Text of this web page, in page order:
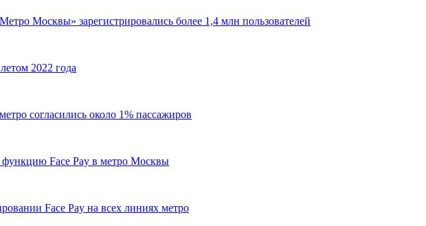
Москвы» зарегистрировались более 1,4 млн пользователей
2022 года
согласились около 1% пассажиров
Face Pay в метро Москвы
Face Pay на всех линиях метро